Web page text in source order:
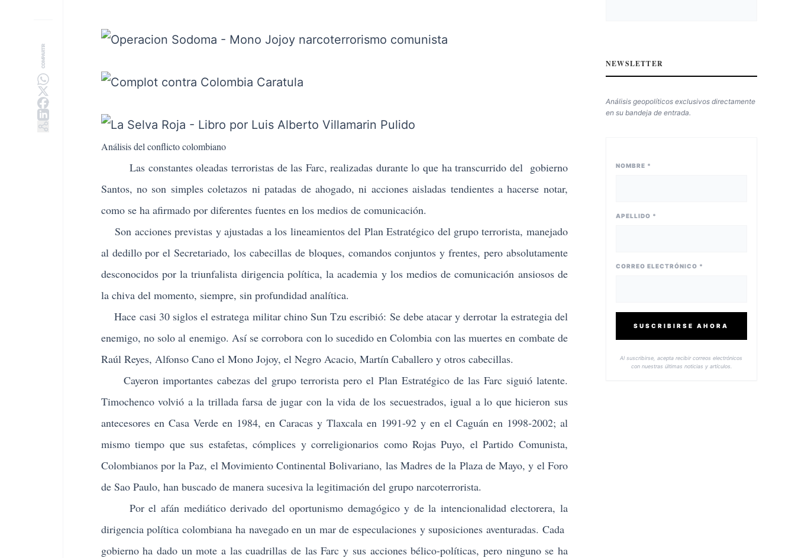
COMPARTIR
Análisis del conflicto colombiano
Las constantes oleadas terroristas de las Farc, realizadas durante lo que ha transcurrido del gobierno
Santos, no son simples coletazos ni patadas de ahogado, ni acciones aisladas tendientes a hacerse notar,
como se ha afirmado por diferentes fuentes en los medios de comunicación.
Son acciones previstas y ajustadas a los lineamientos del Plan Estratégico del grupo terrorista, manejado
al dedillo por el Secretariado, los cabecillas de bloques, comandos conjuntos y frentes, pero absolutamente
desconocidos por la triunfalista dirigencia política, la academia y los medios de comunicación ansiosos de
la chiva del momento, siempre, sin profundidad analítica.
Hace casi 30 siglos el estratega militar chino Sun Tzu escribió: Se debe atacar y derrotar la estrategia del
enemigo, no solo al enemigo. Así se corrobora con lo sucedido en Colombia con las muertes en combate de
Raúl Reyes, Alfonso Cano el Mono Jojoy, el Negro Acacio, Martín Caballero y otros cabecillas.
Cayeron importantes cabezas del grupo terrorista pero el Plan Estratégico de las Farc siguió latente.
Timochenco volvió a la trillada farsa de jugar con la vida de los secuestrados, igual a lo que hicieron sus
antecesores en Casa Verde en 1984, en Caracas y Tlaxcala en 1991-92 y en el Caguán en 1998-2002; al
mismo tiempo que sus estafetas, cómplices y correligionarios como Rojas Puyo, el Partido Comunista,
Colombianos por la Paz, el Movimiento Continental Bolivariano, las Madres de la Plaza de Mayo, y el Foro
de Sao Paulo, han buscado de manera sucesiva la legitimación del grupo narcoterrorista.
Por el afán mediático derivado del oportunismo demagógico y de la intencionalidad electorera, la
dirigencia política colombiana ha navegado en un mar de especulaciones y suposiciones aventuradas. Cada
gobierno ha dado un mote a las cuadrillas de las Farc y sus acciones bélico-políticas, pero ninguno se ha
NEWSLETTER
Análisis geopolíticos exclusivos directamente
en su bandeja de entrada.
NOMBRE *
APELLIDO *
CORREO ELECTRÓNICO *
SUSCRIBIRSE AHORA
Al suscribirse, acepta recibir correos electrónicos
con nuestras últimas noticias y artículos.